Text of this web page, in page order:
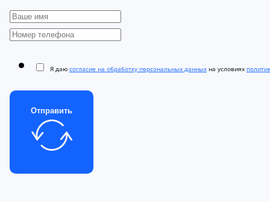
Я даю согласие на обработку персональных данных на условиях
Отправить